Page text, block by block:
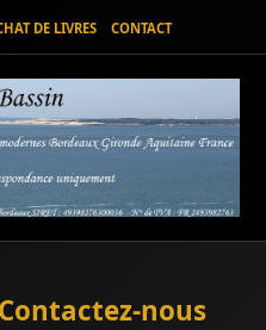
DE LIVRES CONTACT
nous